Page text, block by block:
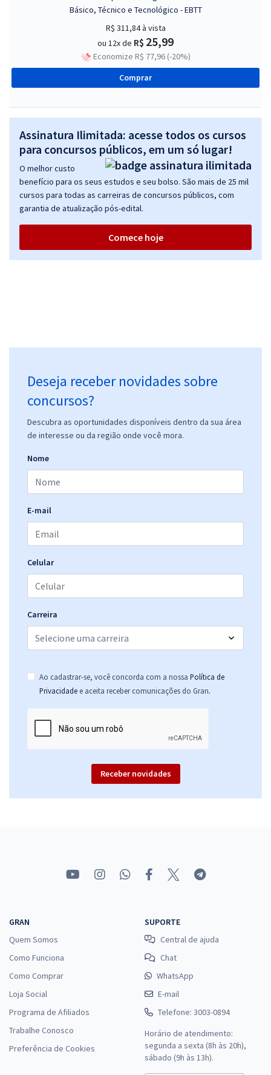
Básico, Técnico e Tecnológico - EBTT
R$ 311,84à vista
ou 12x de R$ 25,99
Economize R$ 77,96 (-20%)
Comprar
Assinatura Ilimitada: acesse todos os cursos
para concursos públicos, em um só lugar!
O melhor custo
benefício para os seus estudos e seu bolso. São mais de 25 mil
cursos para todas as carreiras de concursos públicos, com
garantia de atualização pós-edital.
Comece hoje
Deseja receber novidades sobre
concursos?
Descubra as oportunidades disponíveis dentro da sua área
de interesse ou da região onde você mora.
Nome
E-mail
Celular
Carreira
Ao cadastrar-se, você concorda com a nossa Política de
Privacidade e aceita receber comunicações do Gran.
Receber novidades
GRAN
Quem Somos
Como Funciona
Como Comprar
Loja Social
Programa de Afiliados
Trabalhe Conosco
Preferência de Cookies
SUPORTE
Central de ajuda
Chat
WhatsApp
E-mail
Telefone: 3003-0894
Horário de atendimento:
segunda a sexta (8h às 20h),
sábado (9h às 13h).